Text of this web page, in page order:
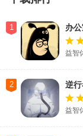
1 办
益智
2 逆
益智